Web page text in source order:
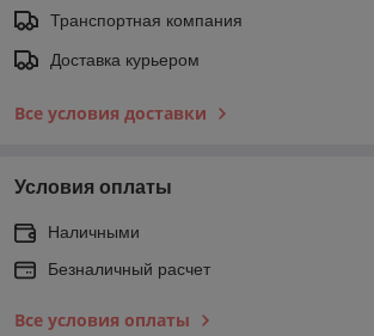
Транспортная компания
Доставка курьером
Все условия доставки
Условия оплаты
Наличными
Безналичный расчет
Все условия оплаты